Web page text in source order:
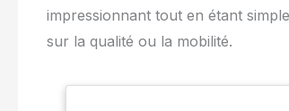
impressionnant tout en étant
sur la qualité ou la mobilité.